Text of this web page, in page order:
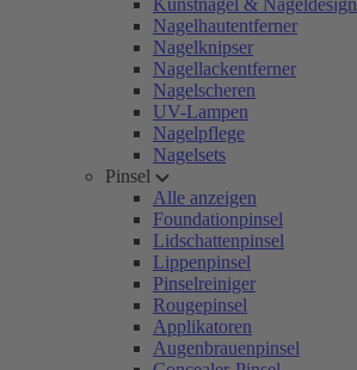
Kunstnägel & Nageldesign
Nagelhautentferner
Nagelknipser
Nagellackentferner
Nagelscheren
UV-Lampen
Nagelpflege
Nagelsets
Pinsel
Alle anzeigen
Foundationpinsel
Lidschattenpinsel
Lippenpinsel
Pinselreiniger
Rougepinsel
Applikatoren
Augenbrauenpinsel